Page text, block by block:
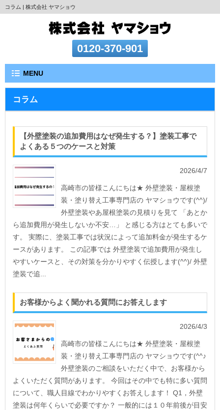
コラム | 株式会社 ヤマショウ
0120-370-901
MENU
コラム
【外壁塗装の追加費用はなぜ発生する？】塗装工事で
よくある５つのケースと対策
2026/4/7
高崎市の皆様こんにちは★ 外壁塗装・屋根塗
装・塗り替え工事専門店の ヤマショウです(^^)/
外壁塗装やあ屋根塗装の見積りを見て 「あとか
ら追加費用が発生しないか不安…」 と感じる方はとても多いで
す。 実際に、塗装工事では状況によって追加料金が発生するケ
ースがあります。 この記事では 外壁塗装で追加費用が発生し
やすいケースと、その対策を分かりやすく伝授します(^^)/ 外壁
塗装で追...
お客様からよく聞かれる質問にお答えします
2026/4/3
高崎市の皆様こんにちは★ 外壁塗装・屋根塗
装・塗り替え工事専門店の ヤマショウです(^^♪
外壁塗装のご相談をいただく中で、お客様から
よくいただく質問があります。 今回はその中でも特に多い質問
について、職人目線でわかりやすくお答えします！ Q1，外壁
塗装は何年くらいで必要ですか？ 一般的には１０年前後が目安